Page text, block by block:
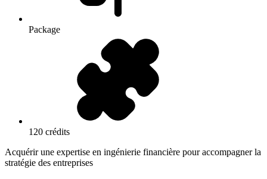
Package
120 crédits
Acquérir une expertise en ingénierie financière pour accompagner la
stratégie des entreprises